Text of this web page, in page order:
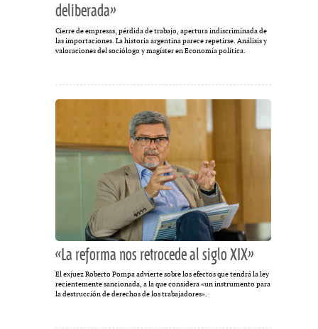
deliberada»
Cierre de empresas, pérdida de trabajo, apertura indiscriminada de
las importaciones. La historia argentina parece repetirse. Análisis y
valoraciones del sociólogo y magíster en Economía política.
«La reforma nos retrocede al siglo XIX»
El exjuez Roberto Pompa advierte sobre los efectos que tendrá la ley
recientemente sancionada, a la que considera «un instrumento para
la destrucción de derechos de los trabajadores».